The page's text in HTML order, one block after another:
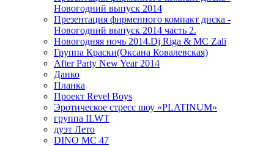
Новогодний выпуск 2014
Презентация фирменного компакт диска -
Новогодний выпуск 2014 часть 2.
Новогодняя ночь 2014.Dj Riga & MC Zali
Группа Краски(Оксана Ковалевская)
After Party New Year 2014
Данко
Планка
Проект Revel Boys
Эротическое стресс шоу «PLATINUM»
группа ILWT
дуэт Лето
DINO MC 47